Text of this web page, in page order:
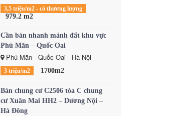
3,5 triệu/m2 - có thương lượng
979.2 m2
Cần bán nhanh mảnh đất khu vực
Phú Mãn – Quốc Oai
Phú Mãn - Quốc Oai - Hà Nội
3 triệu/m2 1700m2
Bán chung cư C2506 tòa C chung
cư Xuân Mai HH2 – Dương Nội –
Hà Đông